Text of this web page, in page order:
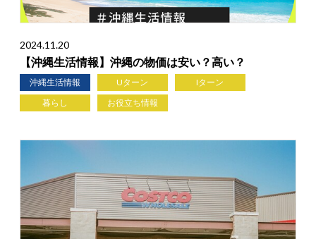
2024.11.20
【沖縄生活情報】沖縄の物価は安い？高い？
沖縄生活情報 Uターン
Iターン
暮らし
お役立ち情報